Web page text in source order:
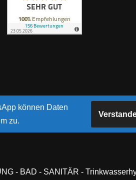
- BAD - SANITÄR -
können Daten
zu.